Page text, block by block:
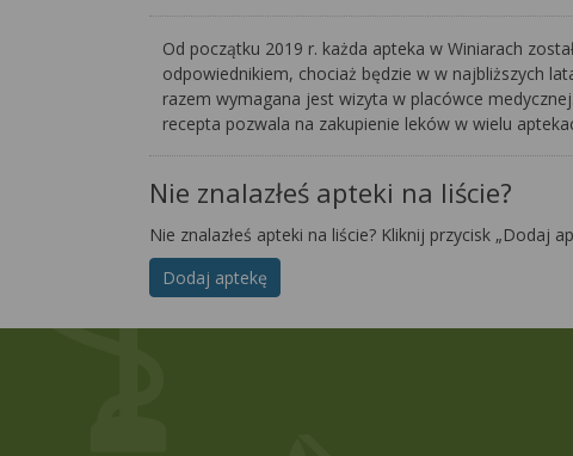
Od początku 2019 r. każda apteka w Winiarach
odpowiednikiem, chociaż będzie w w najbliższych
razem wymagana jest wizyta w placówce
recepta pozwala na zakupienie leków w wielu
Nie znalazłeś apteki na liście?
Nie znalazłeś apteki na liście? Kliknij przycisk „Dodaj
Dodaj aptekę